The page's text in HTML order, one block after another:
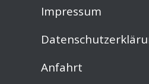
Impressum
Anfahrt